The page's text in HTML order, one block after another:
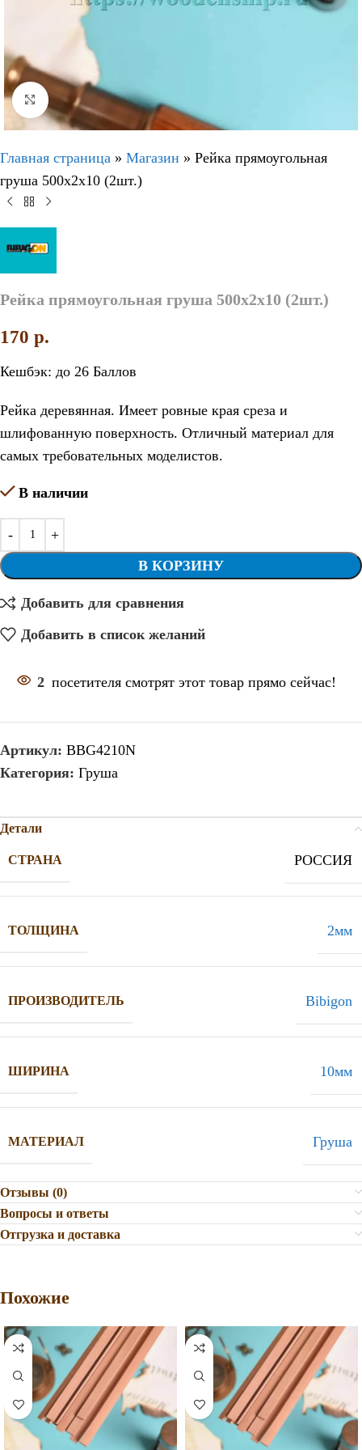
Нажмите, чтобы увеличить
Главная страница » Магазин » Рейка прямоугольная
груша 500х2х10 (2шт.)
Рейка прямоугольная груша 500х2х10 (2шт.)
170 p.
Кешбэк: до 26 Баллов
Рейка деревянная. Имеет ровные края среза и
шлифованную поверхность. Отличный материал для
самых требовательных моделистов.
В наличии
В КОРЗИНУ
Добавить для сравнения
Добавить в список желаний
2 посетителя смотрят этот товар прямо сейчас!
Артикул: BBG4210N
Категория: Груша
Детали
СТРАНА РОССИЯ
ТОЛЩИНА 2мм
ПРОИЗВОДИТЕЛЬ Bibigon
ШИРИНА 10мм
МАТЕРИАЛ Груша
Отзывы (0)
Вопросы и ответы
Отгрузка и доставка
Похожие